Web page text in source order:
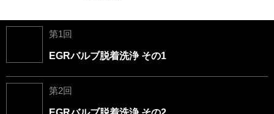
第1回
EGRバルブ脱着洗浄 その1
第2回